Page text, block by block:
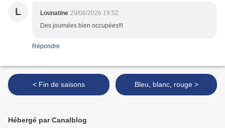
L Lounatine 29/06/2026 19:52
Des journées bien occupées!!!
Répondre
< Fin de saisons Bleu, blanc, rouge >
Hébergé par Canalblog